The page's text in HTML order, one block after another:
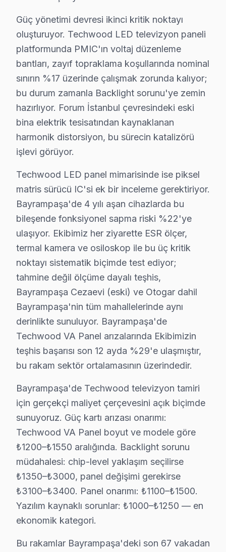
• Bayrampaşa'de ses sistemi entegrasyonu
• Bayrampaşa servisimizde uydu/kablo alıcısı
• Bayrampaşa'de Smart televizyon uygulama
Techwood ekran'nizin ilk açılışından itibaren en iyi
Techwood TV Periyodik Bakımı –
Techwood panel'nizin uzun yıllar sorunsuz
Bakım kapsamımız:
• Bayrampaşa'de iç temizlik ve soğutma verimliliği
• Bayrampaşa'de anakart SMD komponent incelemesi
• Yazılım ve güncelleme durumu değerlendirmesi —
• Bayrampaşa'de garanti kapsamı ve bakım raporu
Bayrampaşa'da düzenli bakım yaptıran
Bayrampaşa'da Techwood TV Yerinde
Bayrampaşa'da Techwood televizyonunuz
Yerinde tamir sürecimiz — Bayrampaşa:
• Bayrampaşa'de yerinde teşhis ve anlık fiyat teklifi
• Bayrampaşa servisimizde parça onayınız olmadan
• Bayrampaşa'de sertifikalı teknisyen ile güvenli servis
• Bayrampaşa servisimizde servis belgesi ve garanti
Techwood LED TV ürünleriniz için Bayrampaşa'de
Techwood TV'lerde Sık Görülen Arızalar
Techwood televizyonlar kaliteli yapısıyla öne çıksa
Techwood LED televizyon paneli ve VA Panel
Backlight sorunu da Techwood kullanıcılarının
Panel: Techwood'ın LED ekran mimarisi, bu tür
» Bayrampaşa'de Techwood VA Panel ve LED
Bayrampaşa'de Mahalle Techwood Servis
Güç yönetimi devresi ikinci kritik noktayı
oluşturuyor. Techwood LED televizyon paneli
platformunda PMIC'ın voltaj düzenleme
bantları, zayıf topraklama koşullarında nominal
sınırın %17 üzerinde çalışmak zorunda kalıyor;
bu durum zamanla Backlight sorunu'ye zemin
hazırlıyor. Forum İstanbul çevresindeki eski
bina elektrik tesisatından kaynaklanan
harmonik distorsiyon, bu sürecin katalizörü
işlevi görüyor.
Techwood LED panel mimarisinde ise piksel
matris sürücü IC'si ek bir inceleme gerektiriyor.
Bayrampaşa'de 4 yılı aşan cihazlarda bu
bileşende fonksiyonel sapma riski %22'ye
ulaşıyor. Ekibimiz her ziyarette ESR ölçer,
termal kamera ve osiloskop ile bu üç kritik
noktayı sistematik biçimde test ediyor;
tahmine değil ölçüme dayalı teşhis,
Bayrampaşa Cezaevi (eski) ve Otogar dahil
Bayrampaşa'nin tüm mahallelerinde aynı
derinlikte sunuluyor. Bayrampaşa'de
Techwood VA Panel arızalarında Ekibimizin
teşhis başarısı son 12 ayda %29'e ulaşmıştır,
bu rakam sektör ortalamasının üzerindedir.
Bayrampaşa'de Techwood televizyon tamiri
için gerçekçi maliyet çerçevesini açık biçimde
sunuyoruz. Güç kartı arızası onarımı:
Techwood VA Panel boyut ve modele göre
₺1200–₺1550 aralığında. Backlight sorunu
müdahalesi: chip-level yaklaşım seçilirse
₺1350–₺3000, panel değişimi gerekirse
₺3100–₺3400. Panel onarımı: ₺1100–₺1500.
Yazılım kaynaklı sorunlar: ₺1000–₺1250 — en
ekonomik kategori.
Bu rakamlar Bayrampaşa'deki son 67 vakadan